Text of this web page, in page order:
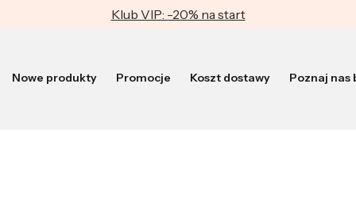
Klub VIP: -20% na start
Nowe produkty Promocje Koszt dostawy Poznaj nas